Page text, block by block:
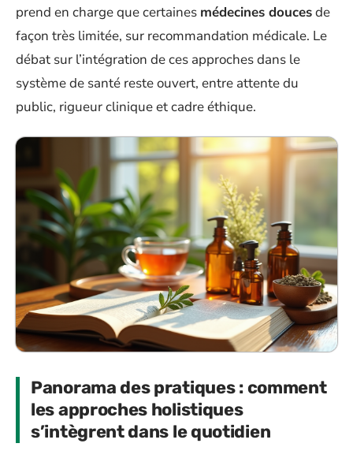
prend en charge que certaines médecines doucesde
façon très limitée, sur recommandation médicale. Le
débat sur l’intégration de ces approches dans le
système de santé reste ouvert, entre attente du
public, rigueur clinique et cadre éthique.
Panorama des pratiques : comment
les approches holistiques
s’intègrent dans le quotidien